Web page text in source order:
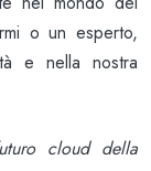
o un esperto,
e nella nostra
cloud della